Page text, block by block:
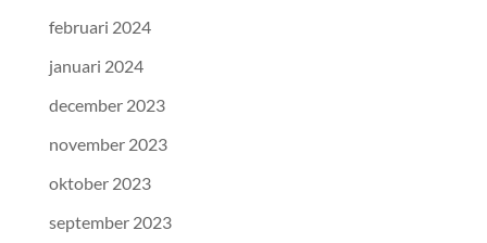
februari 2024
januari 2024
december 2023
november 2023
oktober 2023
september 2023